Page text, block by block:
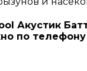
Акустик
по телефону